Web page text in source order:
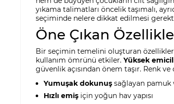
yıkama talimatları öncelik taşımalı,
seçiminde nelere dikkat edilmesi
Öne Çıkan
Bir seçimin temelini oluşturan
kullanım ömrünü etkiler. Yüksek
güvenlik açısından önem taşır. Renk
Yumuşak dokunuş sağlayan pamuk
Hızlı emiş için yoğun hav yapısı